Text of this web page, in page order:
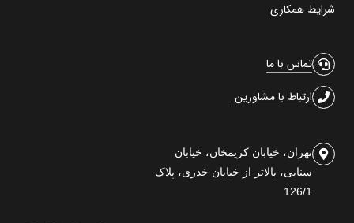
شرایط همکاری
تماس با ما
ارتباط با مشاورین
تهران، خیابان کریمخان، خیابان
سنایی، بالاتر از خیابان خدری، پلاک
126/1